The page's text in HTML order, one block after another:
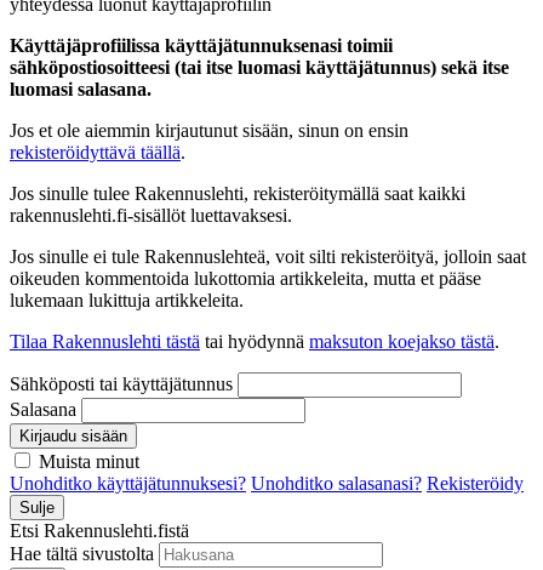
yhteydessä luonut käyttäjäprofiilin
Käyttäjäprofiilissa käyttäjätunnuksenasi toimii
sähköpostiosoitteesi (tai itse luomasi käyttäjätunnus) sekä itse
luomasi salasana.
Jos et ole aiemmin kirjautunut sisään, sinun on ensin
rekisteröidyttävä täällä.
Jos sinulle tulee Rakennuslehti, rekisteröitymällä saat kaikki
rakennuslehti.fi-sisällöt luettavaksesi.
Jos sinulle ei tule Rakennuslehteä, voit silti rekisteröityä, jolloin saat
oikeuden kommentoida lukottomia artikkeleita, mutta et pääse
lukemaan lukittuja artikkeleita.
Tilaa Rakennuslehti tästä tai hyödynnä maksuton koejakso tästä.
Sähköposti tai käyttäjätunnus
Salasana
Kirjaudu sisään
Muista minut
Unohditko käyttäjätunnuksesi? Unohditko salasanasi? Rekisteröidy
Sulje
Etsi Rakennuslehti.fistä
Hae tältä sivustolta